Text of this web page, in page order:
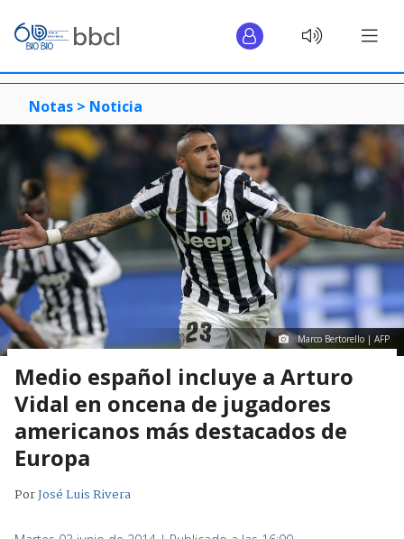
Notas > Noticia
Marco Bertorello | AFP
Medio español incluye a Arturo
Vidal en oncena de jugadores
americanos más destacados de
Europa
PorJosé Luis Rivera